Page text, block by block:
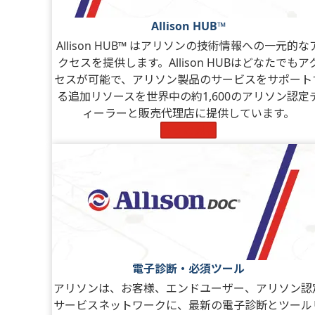
Allison HUB™
Allison HUB™ はアリソンの技術情報への一元的な
クセスを提供します。Allison HUBはどなたでもア
セスが可能で、アリソン製品のサービスをサポート
る追加リソースを世界中の約1,600のアリソン認定
ィーラーと販売代理店に提供しています。
電子診断・必須ツール
アリソンは、お客様、エンドユーザー、アリソン認
サービスネットワークに、最新の電子診断とツール